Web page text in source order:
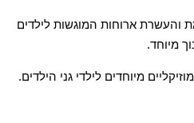
והעשרת ארוחות המוגשות לילדים
מיוחד.
מיוחדים לילדי גני הילדים.